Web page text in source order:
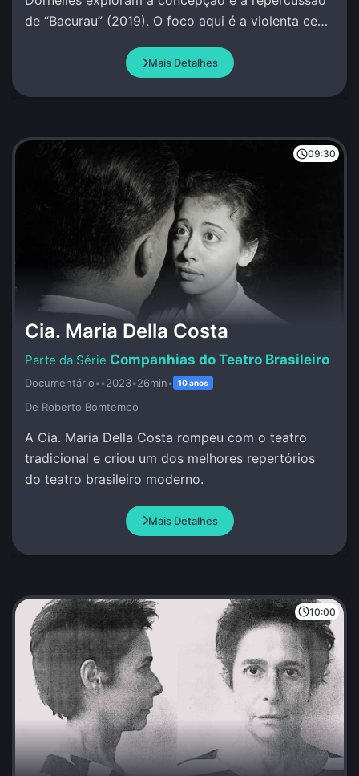
de “Bacurau” (2019). O foco aqui é a violenta cena
Mais Detalhes
09:30
Cia. Maria Della Costa
Companhias do Teatro Brasileiro
Documentário••2023•26min• 10 anos
De Roberto Bomtempo
A Cia. Maria Della Costa rompeu com o teatro
tradicional e criou um dos melhores repertórios
do teatro brasileiro moderno.
Mais Detalhes
10:00